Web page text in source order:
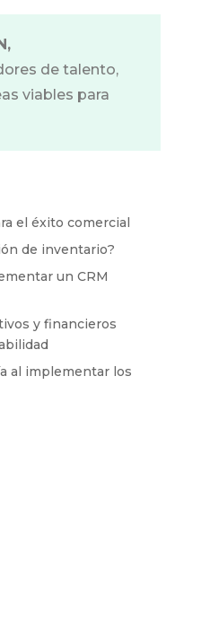
de talento,
viables para
el éxito comercial
de inventario?
un CRM
y financieros
al implementar los